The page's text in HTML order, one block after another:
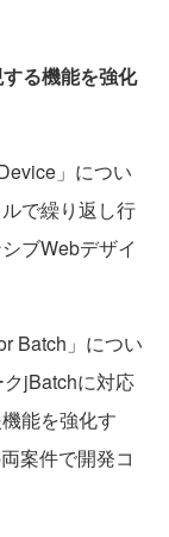
る機能を強化
」につい
で繰り返し行
ブWebデザイ
Batch」につい
jBatchに対応
能を強化す
案件で開発コ